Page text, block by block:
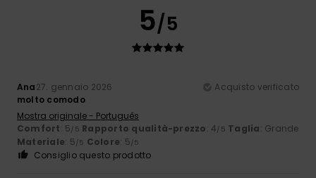
5/5
Ana27. gennaio 2026
Acquisto verificato
molto comodo
Mostra originale - Português
Comfort: 5/5 Rapporto qualità-prezzo: 4/5 Taglia: Grande
Materiale: 5/5 Colore: 5/5
Consiglio questo prodotto